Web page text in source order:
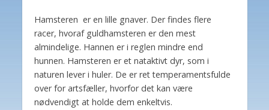
Hamsteren er en lille gnaver. Der findes flere
racer, hvoraf guldhamsteren er den mest
almindelige. Hannen er i reglen mindre end
hunnen. Hamsteren er et nataktivt dyr, som i
naturen lever i huler. De er ret temperamentsfulde
over for artsfæller, hvorfor det kan være
nødvendigt at holde dem enkeltvis.